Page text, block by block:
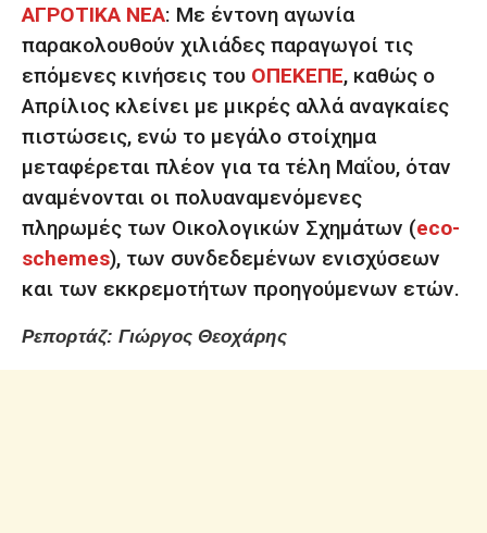
ΑΓΡΟΤΙΚΑ ΝΕΑ: Με έντονη αγωνία
παρακολουθούν χιλιάδες παραγωγοί τις
επόμενες κινήσεις του ΟΠΕΚΕΠΕ, καθώς ο
Απρίλιος κλείνει με μικρές αλλά αναγκαίες
πιστώσεις, ενώ το μεγάλο στοίχημα
μεταφέρεται πλέον για τα τέλη Μαΐου, όταν
αναμένονται οι πολυαναμενόμενες
πληρωμές των Οικολογικών Σχημάτων (eco-
schemes), των συνδεδεμένων ενισχύσεων
και των εκκρεμοτήτων προηγούμενων ετών.
Ρεπορτάζ: Γιώργος Θεοχάρης